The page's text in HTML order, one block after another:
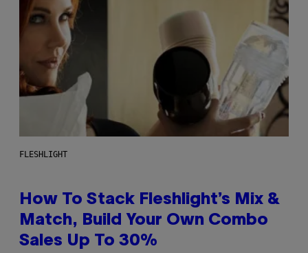
FLESHLIGHT
How To Stack Fleshlight’s Mix &
Match, Build Your Own Combo
Sales Up To 30%